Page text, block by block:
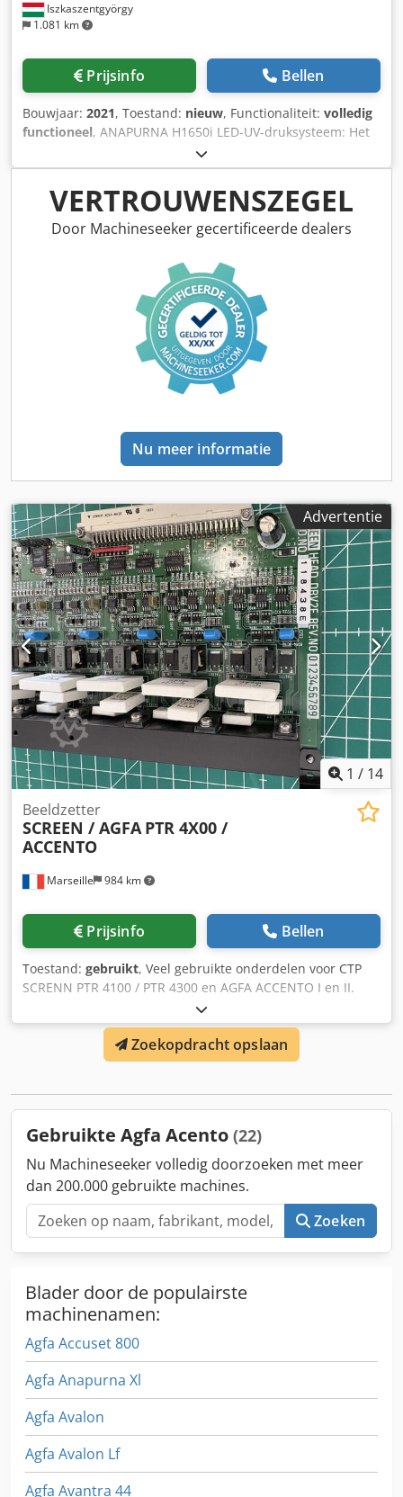
Iszkaszentgyörgy
1.081 km
Prijsinfo Bellen
Bouwjaar: 2021, Toestand: nieuw, Functionaliteit: volledig
functioneel, ANAPURNA H1650i LED-UV-druksysteem: Het
instapmodel, een hybride grootformaatprinter Anapurna
H1650i LED, is ideaal voor signmakers, digitale drukkerijen,
fotolaboratoria en middelgrote grafische bedrijven die
karton- en rolmateriaal willen combineren. De printer
ondersteunt printopdrachten tot een breedte van 1,65 m
LED is uitgerust met UV-LED-lampen, waardoor printen op
een grotere verscheidenheid aan media mogelijk is, terwijl
er energie, kosten en tijd wordt bespaard. De witte
inktfunctie maakt printen op transparante materialen
mogelijk voor backlit-toepassingen of het gebruik van wit
als speciale kleur. Stijve media Maximale breedte: 165 cm
(5,4 voet), 160 cm (5,2 voet) voor randloos printen
Maximale lengte: 3,2 m (10,5 voet) – 4 stijve tafels (2 achter
1,4 voet) Dikte Minimale dikte: 1 mm (0,04 inch), maximale
dikte: 45 mm (1,77 inch) Maximaal gewicht: 10 kg/m² op de
– beperkt door gewicht en diameter Minimale dikte: 0,2
mm Maximaal gewicht: 50 kg (110 lbs)
VERTROUWENSZEGEL
Door Machineseeker gecertificeerde dealers
Nu meer informatie
Advertentie
1 / 14
Marseille 984 km
Beeldzetter
SCREEN / AGFA PTR 4X00 /
ACCENTO
Prijsinfo Bellen
Toestand: gebruikt, Veel gebruikte onderdelen voor CTP
SCRENN PTR 4100 / PTR 4300 en AGFA ACCENTO I en II.
Neem contact met ons op voor prijs en beschikbaarheid.
Veilige wereldwijde verzending via UPS. Crjdjy Tpd Sjpfx
Zoekopdracht opslaan
Gebruikte Agfa Acento (22)
Nu Machineseeker volledig doorzoeken met meer
dan 200.000 gebruikte machines.
Zoeken
Blader door de populairste
machinenamen:
Agfa Accuset 800
Agfa Anapurna Xl
Agfa Avalon
Agfa Avalon Lf
Agfa Avantra 44